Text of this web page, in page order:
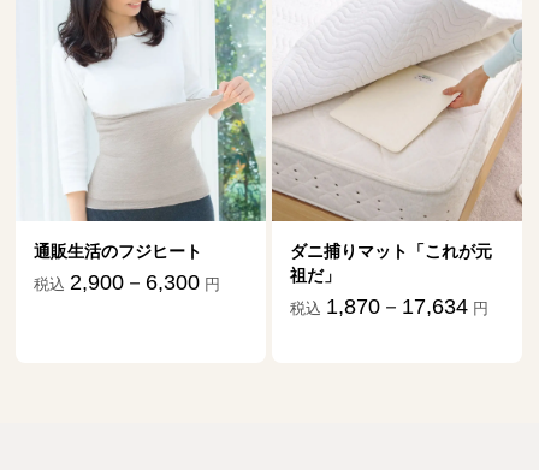
通販生活のフジヒート
税込 2,900－6,300 円
ダニ捕りマット「これが元
祖だ」
税込 1,870－17,634 円